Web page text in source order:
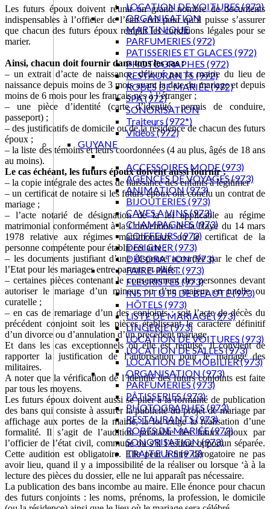
LOCATION DE VOITURES (972)
ORGANISATION
MARTINIQUE
PARFUMERIES (972)
PATISSERIES ET GLACES (972)
PHOTOGRAPHES (972)
RESTAURANTS (972)
ROBES DE MARIÉE (972)
SPA (972)
SONORISATION
Traiteurs (972*)
Vidéos (972)
GUYANE
ACCESSOIRES MODE (973)
AGENCES DE VOYAGES (973)
ANIMATION (973)
BIJOUTERIES (973)
CAVES A VINS (973)
CHAMPAGNES (973)
COIFFEURS (973)
DESIGNER (973)
DÉCORATION (973)
FAIRE-PART (973)
FLEURISTES (973)
INSTITUTS DE BEAUTE (973)
HÔTELS (973)
LISTE DE MARIAGE (973)
LINGERIE (973)
LOCATION DE VOITURES (973)
LOCATION DE SALLES (973)
LOCATION DE MOBILIER (973)
ORGANISATION (973)
PARFUMERIES (973)
PÂTISSERIES (973)
PHOTOGRAPHES (973)
RESTAURANTS (973)
ROBES DE MARIÉE (973)
SONORISATION (973)
TRAITEURS (973)
Les futurs époux doivent réunir un grand nombre de documents
indispensables à l’officier de l’état civil pour qu’il puisse s’assurer
que chacun des futurs époux remplit les conditions légales pour se
marier.
Ainsi, chacun doit fournir dans tous les cas :
– un extrait d’acte de naissance, délivré par la mairie du lieu de
naissance depuis moins de 3 mois avant la date du mariage et depuis
moins de 6 mois pour les français nés à l’étranger ;
– une pièce d’identité (carte d’identité, permis de conduire,
passeport) ;
– des justificatifs de domicile ou de la résidence de chacun des futurs
époux ;
– la liste des témoins et leurs coordonnées (4 au plus, âgés de 18 ans
au moins).
Le cas échéant, les futurs époux doivent aussi fournir :
– la copie intégrale des actes de naissance des enfants à légitimer
– un certificat de notaire si les futurs époux ont conclu un contrat de
mariage ;
– l’acte notarié de désignation de la loi applicable au régime
matrimonial conformément à la Convention de la Haye du 14 mars
1978 relative aux régimes matrimoniaux ou le certificat de la
personne compétente pour établir cet acte ;
– les documents justifiant d’une dispense accordée par le chef de
l’Etat pour les mariages entre parents et alliés ;
– certaines pièces contenant le consentement des personnes devant
autoriser le mariage d’un mineur ou d’un majeur en tutelle ou
curatelle ;
– en cas de remariage d’un des conjoints : soit l’acte de décès du
précédent conjoint soit les pièces établissant le caractère définitif
d’un divorce ou d’annulation d’un précédent mariage.
Et dans les cas exceptionnels où elle est requise, il convient de
rapporter la justification de l’autorisation pour le mariage des
militaires.
A noter que la vérification de l’identité des futurs conjoints est faite
par tous les moyens.
Les futurs époux doivent aussi se plier à la formalité de publication
des bans qui consiste à assurer la publicité du projet de mariage par
affichage aux portes de la mairie, la loi exige la réalisation d’une
formalité. Il s’agit de l’audition préalable des futurs époux par
l’officier de l’état civil, commune ou s’il l’estime opportun séparée.
Cette audition est obligatoire. Elle peut à titre dérogatoire ne pas
avoir lieu, quand il y a impossibilité de la réaliser ou lorsque ‘à à la
lecture des pièces du dossier, elle ne lui apparaît pas nécessaire.
La publication des bans incombe au maire. Elle énonce pour chacun
des futurs conjoints : les noms, prénoms, la profession, le domicile